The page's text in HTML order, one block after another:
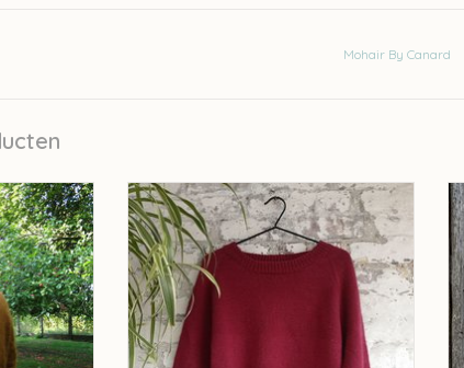
Mohair By Canard
Annell Mathilda breipakket
TOEVOEGEN AAN WINKELWAGEN